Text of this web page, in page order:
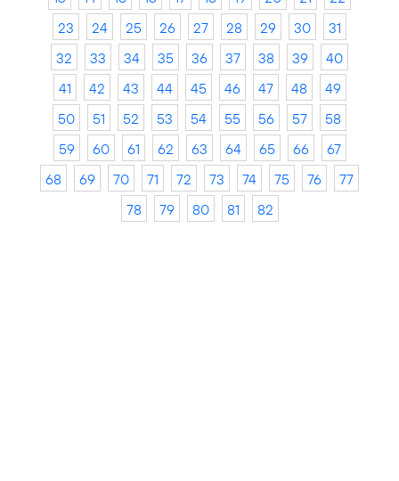
23
24 25 26 27 28 29 30
31
32
33 34 35 36 37 38 39
40
41
42 43 44 45 46 47 48
49
50
51 52 53 54 55 56 57
58
59
60 61 62 63 64 65 66
67
68
69 70 71 72 73 74 75 76
77
78
79 80 81 82